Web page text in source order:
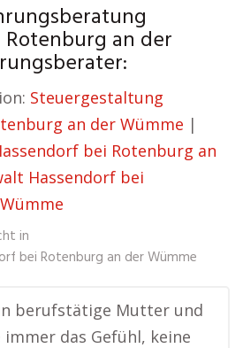
an der
Steuergestaltung
an der Wümme |
bei Rotenburg an
Hassendorf bei
in
bei Rotenburg an der Wümme
berufstätige Mutter und
das Gefühl, keine